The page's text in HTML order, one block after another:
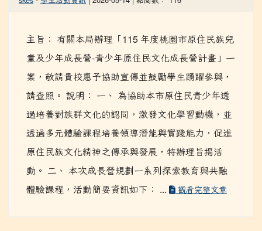
skes 學生活動資訊 | 2026-05-14 | 點閱數： 116
主旨： 有關本局辦理「115 年度桃園市原住民族兒
童及少年成長營-青少年原住民文化成長營計畫」一
案，敬請貴校惠予協助宣傳並鼓勵學生踴躍參與，
請查照。 說明： 一、 為協助本市原住民青少年透
過培養對族群文化的認同，激發文化學習動機，並
透過多元體驗課程培養領導潛能與實踐能力，促進
原住民族文化精神之傳承與發展，特辦理旨揭活
動。 二、 本次成長營規劃一系列探索教育與共融
體驗課程，活動簡要資訊如下： ...
觀看完整文章